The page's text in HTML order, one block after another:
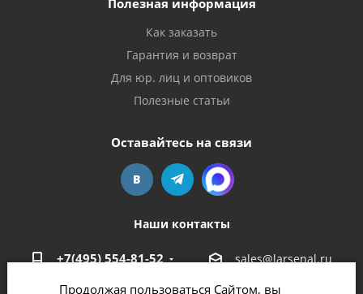
Продолжая пользоваться Сайтом, вы
Полезная информация
Как заказать
Гарантия и возврат
Для юр. лиц и оптовиков
Полезные статьи
Оставайтесь на связи
Наши контакты
+7(495) 554-81-52 sales@larsenal.ru